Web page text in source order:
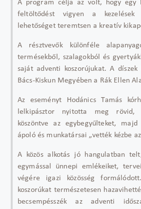
A program célja az volt, hogy egy
feltöltődést vigyen a kezelések
lehetőséget teremtsen a kreatív
A résztvevők különféle
termésekből, szalagokból és
saját adventi koszorújukat. A
Bács-Kiskun Megyében a Rák Ellen
Az eseményt Hodánics Tamás
lelkipásztor nyitotta meg rövid,
köszöntve az egybegyűlteket, majd
ápoló és munkatársai „vették kézbe
A közös alkotás jó hangulatban
egymással ünnepi emlékeiket,
végére igazi közösség
koszorúkat természetesen
becsempésszék az adventi id